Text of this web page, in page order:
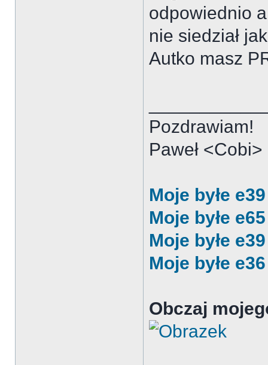
odpowiednio
nie siedział
Autko masz
Pozdrawiam!
Paweł <Cobi>
Moje byłe
Moje byłe
Moje byłe
Moje byłe
Obczaj